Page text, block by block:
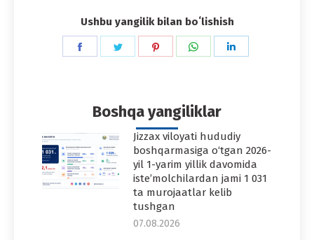
Ushbu yangilik bilan boʻlishish
Share
Share
Share
Share
Boshqa yangiliklar
Jizzax viloyati hududiy
boshqarmasiga o‘tgan 2026-
yil 1-yarim yillik davomida
iste’molchilardan jami 1 031
ta murojaatlar kelib
tushgan
07.08.2026